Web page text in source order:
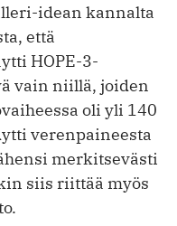
idean kannalta
että
HOPE-3-
vain niillä, joiden
oli yli 140
verenpaineesta
merkitsevästi
siis riittää myös